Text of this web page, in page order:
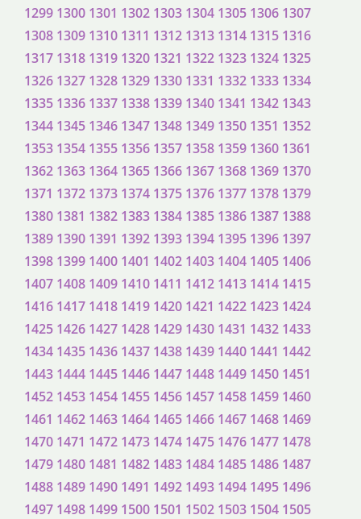
1299 1300 1301 1302 1303 1304 1305 1306 1307
1308 1309 1310 1311 1312 1313 1314 1315 1316
1317 1318 1319 1320 1321 1322 1323 1324 1325
1326 1327 1328 1329 1330 1331 1332 1333 1334
1335 1336 1337 1338 1339 1340 1341 1342 1343
1344 1345 1346 1347 1348 1349 1350 1351 1352
1353 1354 1355 1356 1357 1358 1359 1360 1361
1362 1363 1364 1365 1366 1367 1368 1369 1370
1371 1372 1373 1374 1375 1376 1377 1378 1379
1380 1381 1382 1383 1384 1385 1386 1387 1388
1389 1390 1391 1392 1393 1394 1395 1396 1397
1398 1399 1400 1401 1402 1403 1404 1405 1406
1407 1408 1409 1410 1411 1412 1413 1414 1415
1416 1417 1418 1419 1420 1421 1422 1423 1424
1425 1426 1427 1428 1429 1430 1431 1432 1433
1434 1435 1436 1437 1438 1439 1440 1441 1442
1443 1444 1445 1446 1447 1448 1449 1450 1451
1452 1453 1454 1455 1456 1457 1458 1459 1460
1461 1462 1463 1464 1465 1466 1467 1468 1469
1470 1471 1472 1473 1474 1475 1476 1477 1478
1479 1480 1481 1482 1483 1484 1485 1486 1487
1488 1489 1490 1491 1492 1493 1494 1495 1496
1497 1498 1499 1500 1501 1502 1503 1504 1505